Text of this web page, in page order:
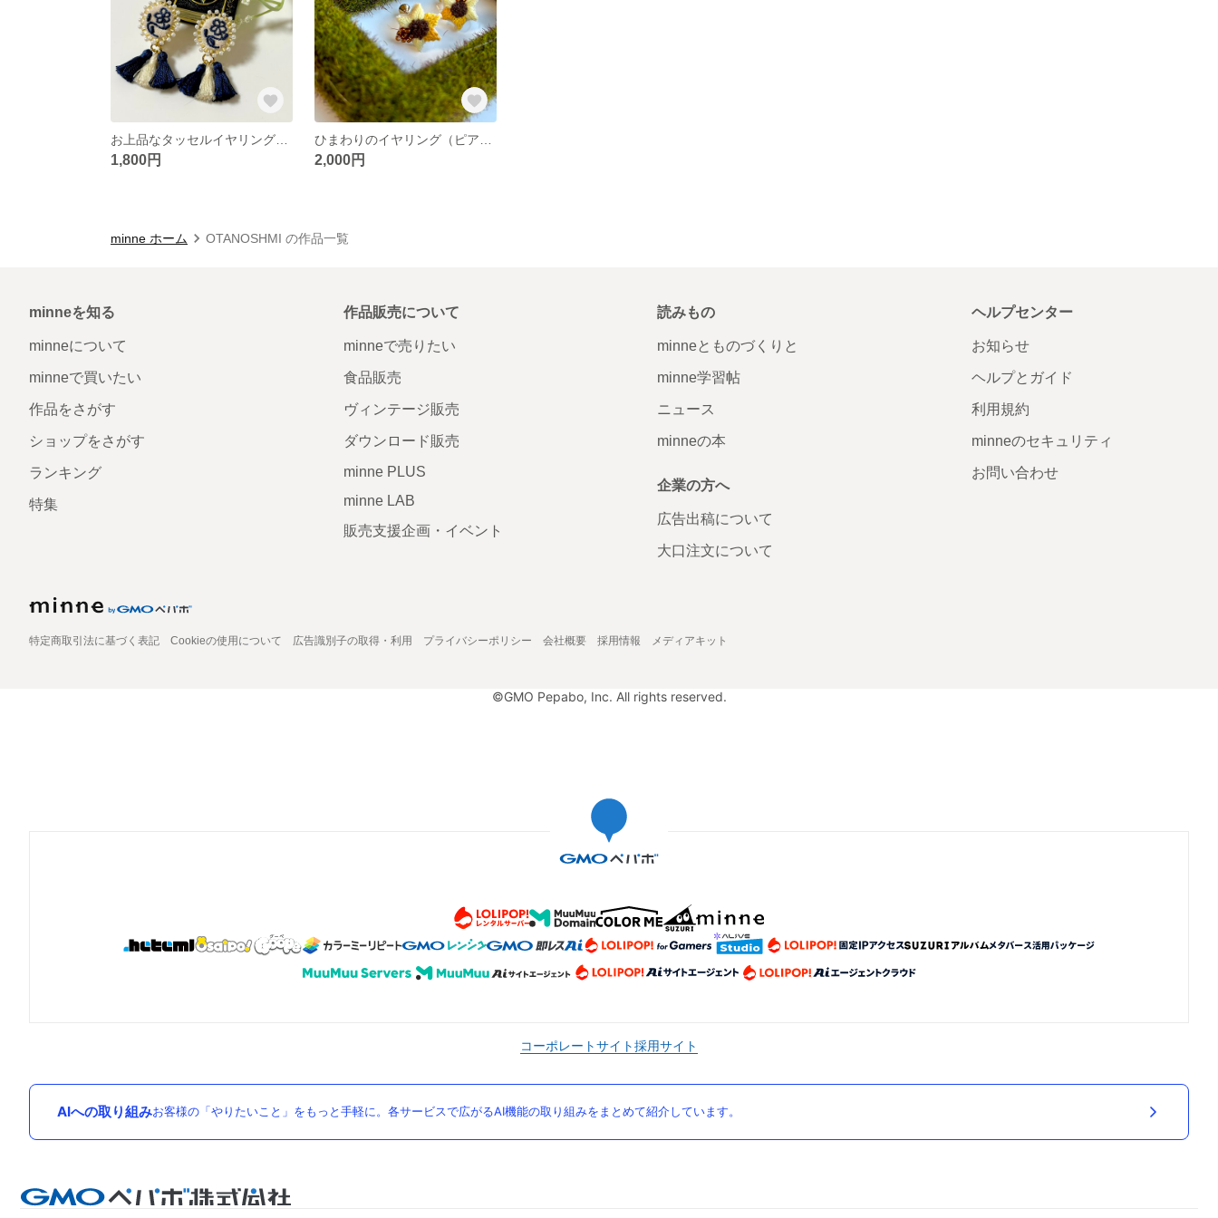
1,800円 2,000円
minne ホーム OTANOSHMI の作品一覧
minneを知る
minneについて
minneで買いたい
作品をさがす
ショップをさがす
ランキング
特集
作品販売について
minneで売りたい
食品販売
ヴィンテージ販売
ダウンロード販売
minne PLUS
minne LAB
販売支援企画・イベント
読みもの
minneとものづくりと
minne学習帖
ニュース
minneの本
企業の方へ
広告出稿について
大口注文について
ヘルプセンター
お知らせ
ヘルプとガイド
利用規約
minneのセキュリティ
お問い合わせ
特定商取引法に基づく表記 Cookieの使用について 広告識別子の取得・利用 プライバシーポリシー 会社概要 採用情報 メディアキット
©GMO Pepabo, Inc. All rights reserved.
コーポレートサイト採用サイト
AIへの取り組みお客様の「やりたいこと」をもっと手軽に。各サービスで広がるAI機能の取り組みをまとめて紹介しています。